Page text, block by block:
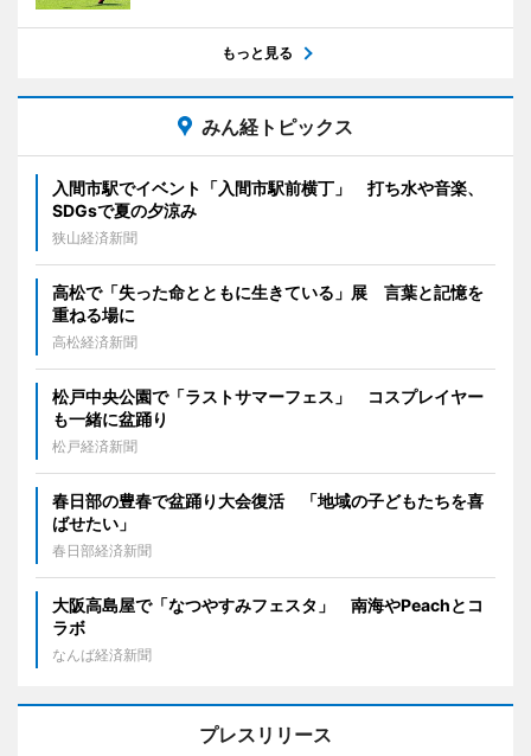
もっと見る
みん経トピックス
入間市駅でイベント「入間市駅前横丁」 打ち水や音楽、
SDGsで夏の夕涼み
狭山経済新聞
高松で「失った命とともに生きている」展 言葉と記憶を
重ねる場に
高松経済新聞
松戸中央公園で「ラストサマーフェス」 コスプレイヤー
も一緒に盆踊り
松戸経済新聞
春日部の豊春で盆踊り大会復活 「地域の子どもたちを喜
ばせたい」
春日部経済新聞
大阪高島屋で「なつやすみフェスタ」 南海やPeachとコ
ラボ
なんば経済新聞
プレスリリース